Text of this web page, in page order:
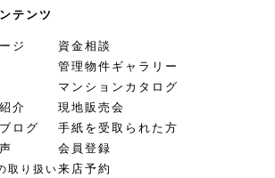
テンツ
ジ
介
ログ
取り扱い
資金相談
管理物件ギャラリー
マンションカタログ
現地販売会
手紙を受取られた方
会員登録
来店予約